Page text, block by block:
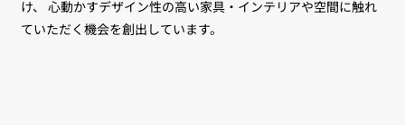
け、 心動かすデザイン性の高い家具・インテリアや空間に触れ
ていただく機会を創出しています。